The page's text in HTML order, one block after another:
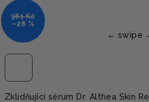
Zklidňující sérum Dr. Althea Skin
381 Kč
–28 %